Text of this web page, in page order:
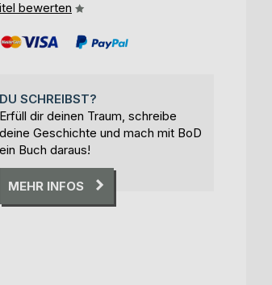
bewerten
DU SCHREIBST?
Erfüll dir deinen Traum, schreibe
deine Geschichte und mach mit BoD
ein Buch daraus!
MEHR INFOS